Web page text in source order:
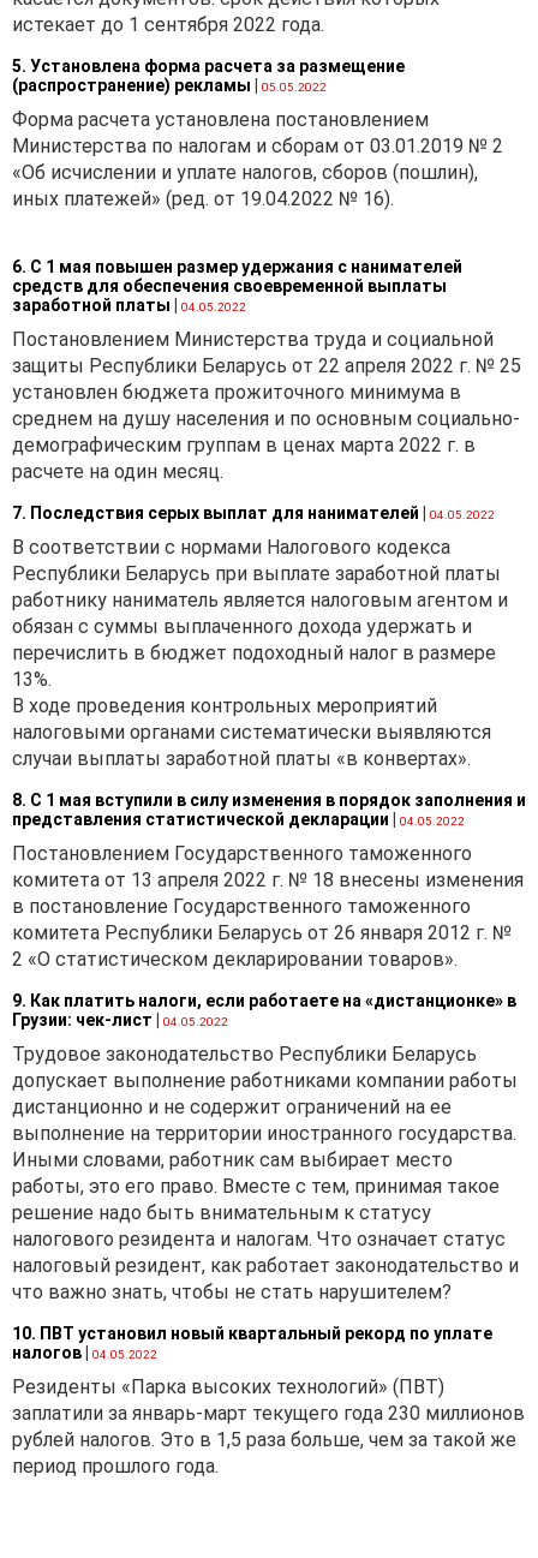
Республики Беларусь от
16.07.2021 № 31-27/9279 «О
применении валютного
законодательства» (далее —
письмо № 31-27/9279)
наличие срока возврата
предварительной оплаты
нерезидентом является
договора только в случае,
если условиями такого
предварительная оплата
резидентом передаваемых
нерезидентом товаров,
нераскрытой информации,
исключительных прав на
собственности,
имущественных прав,
имущества в аренду,
выполняемых работ,
Согласност. 4Закона
от 30.06.2020 № 36-З «Об
изменении законов
по вопросам валютного
контроля» (далее — Закон
валютных операций
с использованием
иностранной валюты
в случаях, установленных
актами валютного
законодательства до
№ 36-З, разрешается до
окончания исполнения
обязательств по этим
валютным операциям.
Договоры, заключенные до
вступления в силу Закона
№ 36-З
и предусматривающие
проведение таких
операций, не подлежат
в соответствие с Законом
продления (увеличения)
срока действия таких
договоров их положения
истекает до 1 сентября 2022 года.
5. Установлена форма расчета за размещение
(распространение) рекламы | 05.05.2022
Форма расчета установлена постановлением
Министерства по налогам и сборам от 03.01.2019 № 2
«Об исчислении и уплате налогов, сборов (пошлин),
иных платежей» (ред. от 19.04.2022 № 16).
6. С 1 мая повышен размер удержания с нанимателей
средств для обеспечения своевременной выплаты
заработной платы | 04.05.2022
Постановлением Министерства труда и социальной
защиты Республики Беларусь от 22 апреля 2022 г. № 25
установлен бюджета прожиточного минимума в
среднем на душу населения и по основным социально-
демографическим группам в ценах марта 2022 г. в
расчете на один месяц.
7. Последствия серых выплат для нанимателей | 04.05.2022
В соответствии с нормами Налогового кодекса
Республики Беларусь при выплате заработной платы
работнику наниматель является налоговым агентом и
обязан с суммы выплаченного дохода удержать и
перечислить в бюджет подоходный налог в размере
13%.
В ходе проведения контрольных мероприятий
налоговыми органами систематически выявляются
случаи выплаты заработной платы «в конвертах».
8. С 1 мая вступили в силу изменения в порядок заполнения и
представления статистической декларации | 04.05.2022
Постановлением Государственного таможенного
комитета от 13 апреля 2022 г. № 18 внесены изменения
в постановление Государственного таможенного
комитета Республики Беларусь от 26 января 2012 г. №
2 «О статистическом декларировании товаров».
9. Как платить налоги, если работаете на «дистанционке» в
Грузии: чек-лист | 04.05.2022
Трудовое законодательство Республики Беларусь
допускает выполнение работниками компании работы
дистанционно и не содержит ограничений на ее
выполнение на территории иностранного государства.
Иными словами, работник сам выбирает место
работы, это его право. Вместе с тем, принимая такое
решение надо быть внимательным к статусу
налогового резидента и налогам. Что означает статус
налоговый резидент, как работает законодательство и
что важно знать, чтобы не стать нарушителем?
10. ПВТ установил новый квартальный рекорд по уплате
налогов| 04.05.2022
Резиденты «Парка высоких технологий» (ПВТ)
заплатили за январь-март текущего года 230 миллионов
рублей налогов. Это в 1,5 раза больше, чем за такой же
период прошлого года.